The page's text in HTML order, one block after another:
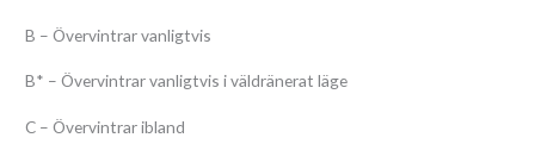
B – Övervintrar vanligtvis
B* – Övervintrar vanligtvis i väldränerat läge
C – Övervintrar ibland